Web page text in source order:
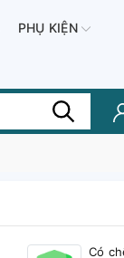
PHỤ KIỆN
Có